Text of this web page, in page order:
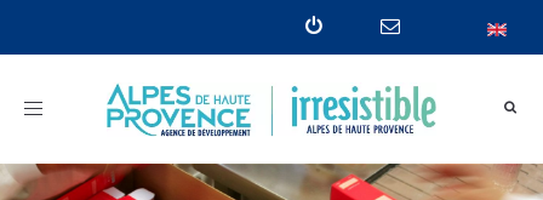
Toggle
navigation